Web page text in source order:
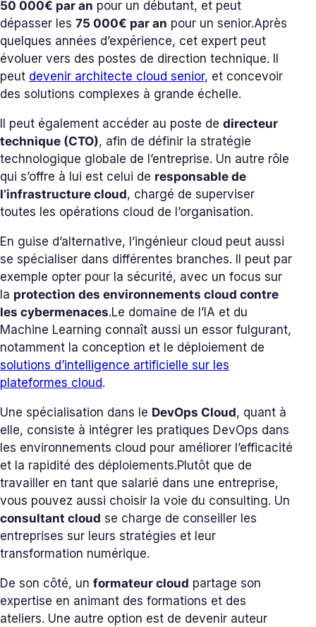
50 000€ par an pour un débutant, et peut
dépasser les 75 000€ par an pour un senior.Après
quelques années d’expérience, cet expert peut
évoluer vers des postes de direction technique. Il
peut devenir architecte cloud senior, et concevoir
des solutions complexes à grande échelle.
Il peut également accéder au poste de directeur
technique (CTO), afin de définir la stratégie
technologique globale de l’entreprise. Un autre rôle
qui s’offre à lui est celui de responsable de
l’infrastructure cloud, chargé de superviser
toutes les opérations cloud de l’organisation.
En guise d’alternative, l’ingénieur cloud peut aussi
se spécialiser dans différentes branches. Il peut par
exemple opter pour la sécurité, avec un focus sur
la protection des environnements cloud contre
les cybermenaces.Le domaine de l’IA et du
Machine Learning connaît aussi un essor fulgurant,
notamment la conception et le déploiement de
solutions d’intelligence artificielle sur les
plateformes cloud.
Une spécialisation dans le DevOps Cloud, quant à
elle, consiste à intégrer les pratiques DevOps dans
les environnements cloud pour améliorer l’efficacité
et la rapidité des déploiements.Plutôt que de
travailler en tant que salarié dans une entreprise,
vous pouvez aussi choisir la voie du consulting. Un
consultant cloud se charge de conseiller les
entreprises sur leurs stratégies et leur
transformation numérique.
De son côté, un formateur cloud partage son
expertise en animant des formations et des
ateliers. Une autre option est de devenir auteur